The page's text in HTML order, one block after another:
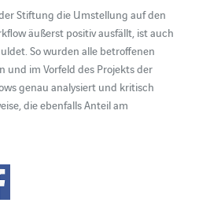
Stiftung die Umstellung auf den
äußerst positiv ausfällt, ist auch
So wurden alle betroffenen
im Vorfeld des Projekts der
genau analysiert und kritisch
die ebenfalls Anteil am